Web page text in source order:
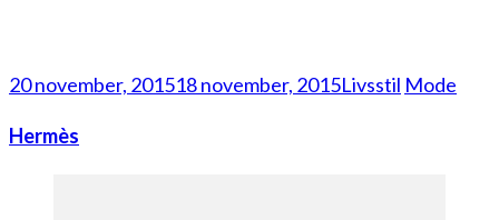
20 november, 201518 november, 2015Livsstil Mode
Hermès